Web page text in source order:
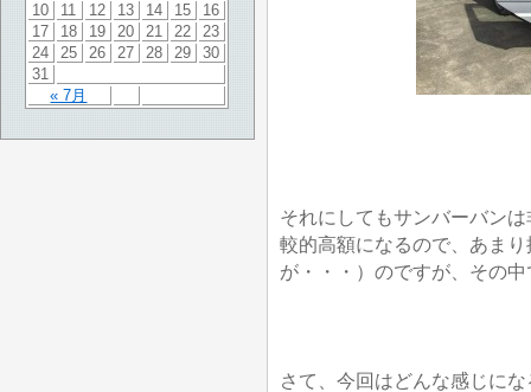
« 7月
10
11 12 13 14 15
16
17
18 19 20 21 22
23
24
25 26 27 28 29
30
31
それにしてもサンバーバン
較的高額になるので、あま
が・・・）のですが、その
さて、今回はどんな感じに